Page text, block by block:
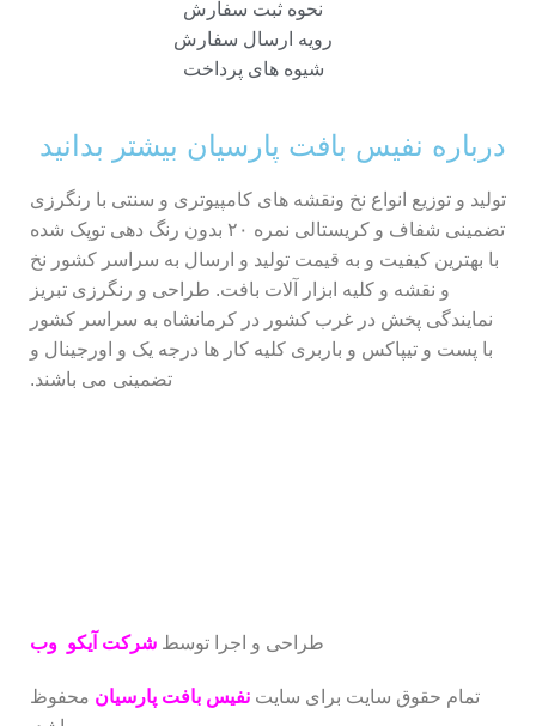
نحوه ثبت سفارش
رویه ارسال سفارش
شیوه های پرداخت
درباره نفیس بافت پارسیان بیشتر بدانید
تولید و توزیع انواع نخ ونقشه های کامپیوتری و سنتی با رنگرزی
تضمینی شفاف و کریستالی نمره ۲۰ بدون رنگ دهی توپک شده
با بهترین کیفیت و به قیمت تولید و ارسال به سراسر کشور نخ
و نقشه و کلیه ابزار آلات بافت. طراحی و رنگرزی تبریز
نمایندگی پخش در غرب کشور در کرمانشاه به سراسر کشور
با پست و تیپاکس و باربری کلیه کار ها درجه یک و اورجینال و
تضمینی می باشند.
تمام حقوق سایت برای سایت نفیس بافت پارسیان محفوظ
طراحی و اجرا توسط شرکت آیکو وب